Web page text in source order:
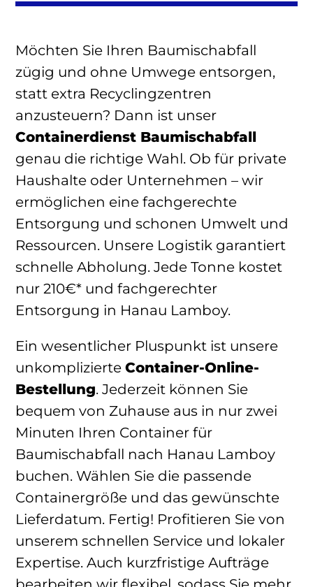
Möchten Sie Ihren Baumischabfall
zügig und ohne Umwege entsorgen,
statt extra Recyclingzentren
anzusteuern? Dann ist unser
Containerdienst Baumischabfall
genau die richtige Wahl. Ob für private
Haushalte oder Unternehmen – wir
ermöglichen eine fachgerechte
Entsorgung und schonen Umwelt und
Ressourcen. Unsere Logistik garantiert
schnelle Abholung. Jede Tonne kostet
nur 210€* und fachgerechter
Entsorgung in Hanau Lamboy.
Ein wesentlicher Pluspunkt ist unsere
unkomplizierte Container-Online-
Bestellung. Jederzeit können Sie
bequem von Zuhause aus in nur zwei
Minuten Ihren Container für
Baumischabfall nach Hanau Lamboy
buchen. Wählen Sie die passende
Containergröße und das gewünschte
Lieferdatum. Fertig! Profitieren Sie von
unserem schnellen Service und lokaler
Expertise. Auch kurzfristige Aufträge